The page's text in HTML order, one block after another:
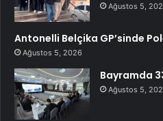
Ağustos 5,
Antonelli Belçika GP’sinde
Ağustos 5, 2026
Bayramda
Ağustos 5,